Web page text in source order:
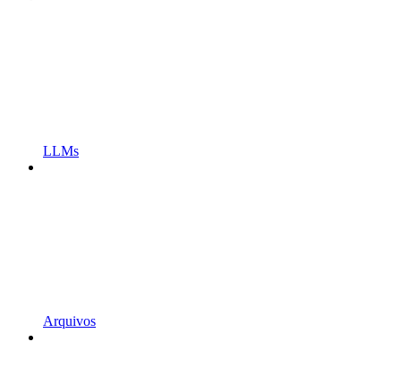
LLMs
Arquivos